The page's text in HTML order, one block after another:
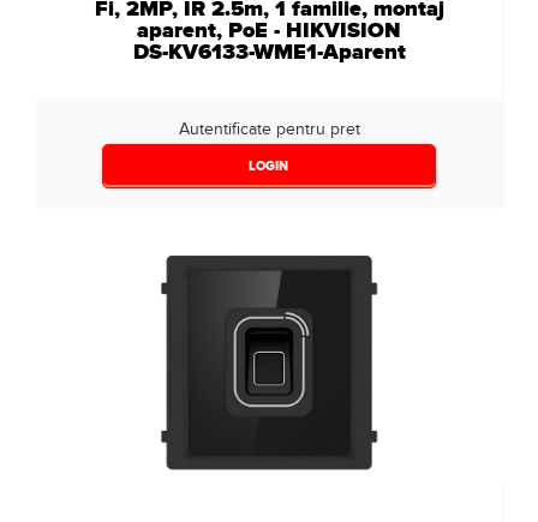
Fi, 2MP, IR 2.5m, 1 familie, montaj
aparent, PoE - HIKVISION
DS-KV6133-WME1-Aparent
Autentificate pentru pret
LOGIN